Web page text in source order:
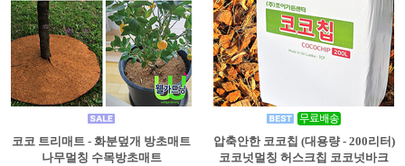
코코 트리매트 - 화분덮개 방초매트
나무멀칭 수목방초매트
압축안한 코코칩 (대용량 - 200리터)
코코넛멀칭 허스크칩 코코넛바크